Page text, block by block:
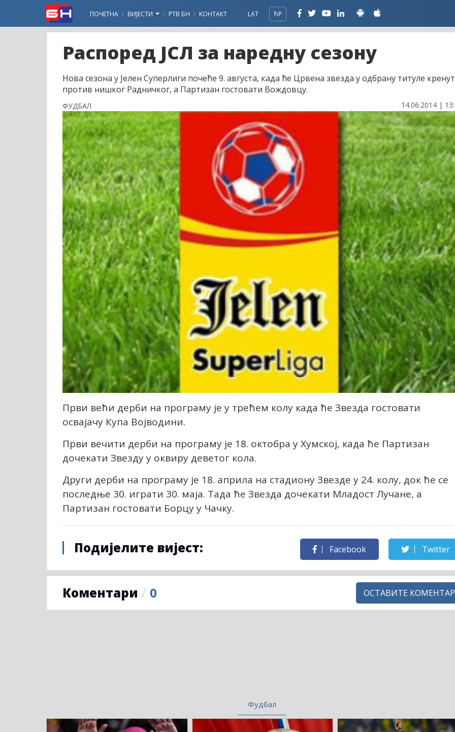
ПОЧЕТНА ВИЈЕСТИ РТВ БН КОНТАКТ LAT ЋР
Распоред ЈСЛ за наредну сезону
Нова сезона у Јелен Суперлиги почеће 9. августа, када ће Црвена звезда у одбрану титуле
против нишког Радничког, а Партизан гостовати Вождовцу.
ФУДБАЛ 14.06.2014 |
Први већи дерби на програму је у трећем колу када ће Звезда гостовати
освајачу Купа Војводини.
Први вечити дерби на програму је 18. октобра у Хумској, када ће Партизан
дочекати Звезду у оквиру деветог кола.
Други дерби на програму је 18. априла на стадиону Звезде у 24. колу, док ће се
последње 30. играти 30. маја. Тада ће Звезда дочекати Младост Лучане, а
Партизан гостовати Борцу у Чачку.
Подијелите вијест: Facebook Twitter
Коментари / 0 ОСТАВИТЕ КОМЕНТАР
Фудбал